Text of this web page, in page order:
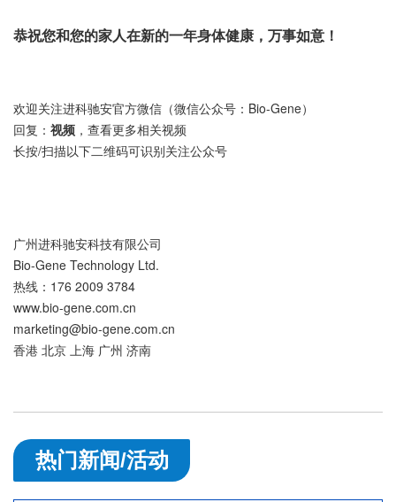
恭祝您和您的家人在新的一年身体健康，万事如意！
欢迎关注进科驰安官方微信（微信公众号：Bio-Gene）
回复： 视频 ，查看更多相关视频
长按/扫描以下二维码可识别关注公众号
广州进科驰安科技有限公司
Bio-Gene Technology Ltd.
热线：176 2009 3784
www.bio-gene.com.cn
marketing@bio-gene.com.cn
香港 北京 上海 广州 济南
热门新闻/活动